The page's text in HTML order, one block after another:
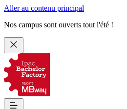
Aller au contenu principal
Nos campus sont ouverts tout l'été !